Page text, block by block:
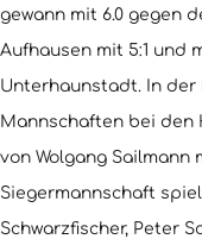
gewann mit 6.0 gegen
Aufhausen mit 5:1 und
Unterhaunstadt. In der
Mannschaften bei den
von Wolgang Sailmann
Siegermannschaft
Schwarzfischer, Peter